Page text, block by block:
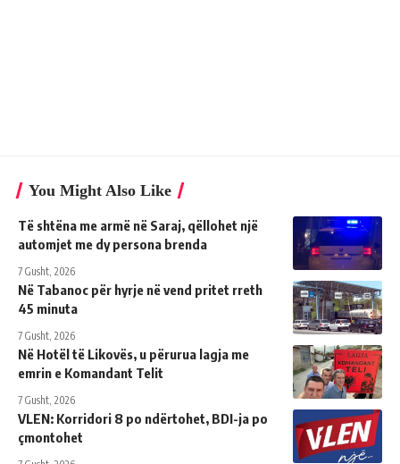
You Might Also Like
Të shtëna me armë në Saraj, qëllohet një
automjet me dy persona brenda
7 Gusht, 2026
Në Tabanoc për hyrje në vend pritet rreth
45 minuta
7 Gusht, 2026
Në Hotël të Likovës, u përurua lagja me
emrin e Komandant Telit
7 Gusht, 2026
VLEN: Korridori 8 po ndërtohet, BDI-ja po
çmontohet